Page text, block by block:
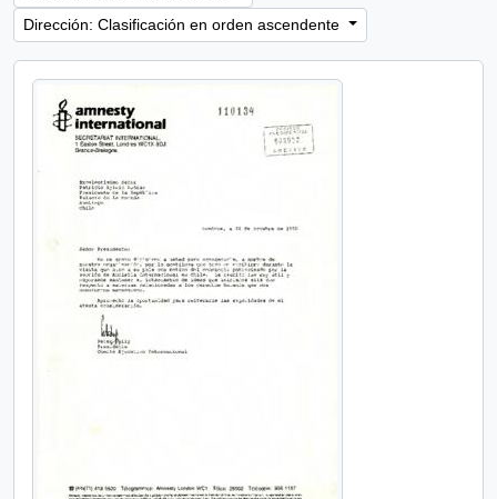
Dirección: Clasificación en orden ascendente